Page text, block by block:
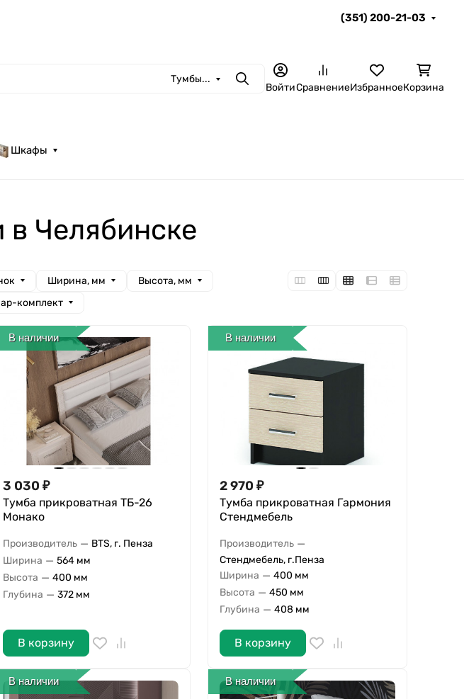
(351) 200-21-03
Тумбы... ПоискВойтиСравнениеИзбранноеКорзина
Шкафы
Челябинске
Ширина, мм
Высота, мм
комплект
В наличии
3 030 ₽
Тумба прикроватная ТБ-26
Монако
Производитель — BTS, г. Пенза
Ширина — 564 мм
Высота — 400 мм
Глубина — 372 мм
В корзину
В наличии
2 970 ₽
Тумба прикроватная Гармония
Стендмебель
Производитель —
Стендмебель, г.Пенза
Ширина — 400 мм
Высота — 450 мм
Глубина — 408 мм
В корзину
В наличии В наличии